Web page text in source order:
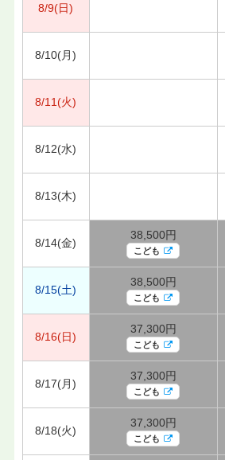
8/9(日)
8/10(月)
8/11(火)
8/12(水)
8/13(木)
8/14(金)
38,500円
こども
8/15(土)
38,500円
こども
8/16(日)
37,300円
こども
8/17(月)
37,300円
こども
8/18(火)
37,300円
こども